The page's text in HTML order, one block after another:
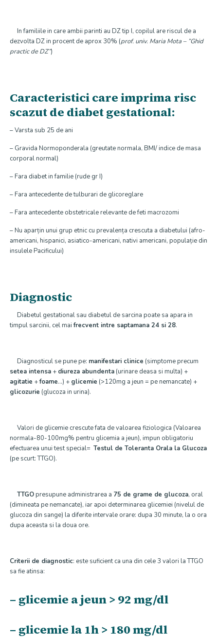
In familiile in care ambii parinti au DZ tip I, copilul are riscul de a
dezvolta DZ in procent de aprox 30% (prof. univ. Maria Mota – ”Ghid
practic de DZ”)
Caracteristici care imprima risc
scazut de diabet gestational:
– Varsta sub 25 de ani
– Gravida Normoponderala (greutate normala, BMI/ indice de masa
corporal normal)
– Fara diabet in familie (rude gr I)
– Fara antecedente de tulburari de glicoreglare
– Fara antecedente obstetricale relevante de feti macrozomi
– Nu aparțin unui grup etnic cu prevalența crescuta a diabetului (afro-
americani, hispanici, asiatico-americani, nativi americani, populație din
insulele Pacificului)
Diagnostic
Diabetul gestational sau diabetul de sarcina poate sa apara in
timpul sarcinii, cel maifrecvent intre saptamana 24 si 28.
Diagnosticul se pune pe: manifestari clinice (simptome precum
setea intensa + diureza abundenta (urinare deasa si multa) +
agitatie +foame…) + glicemie (>120mg a jeun = pe nemancate) +
glicozurie (glucoza in urina).
Valori de glicemie crescute fata de valoarea fiziologica (Valoarea
normala-80-100mg% pentru glicemia a jeun), impun obligatoriu
efectuarea unui test special= Testul de Toleranta Orala la Glucoza
(pe scurt: TTGO).
TTGOpresupune administrarea a 75 de grame de glucoza, oral
(dimineata pe nemancate), iar apoi determinarea glicemiei (nivelul de
glucoza din sange) la diferite intervale orare: dupa 30 minute, la o ora
dupa aceasta si la doua ore.
Criterii de diagnostic: este suficient ca una din cele 3 valori la TTGO
sa fie atinsa:
– glicemie a jeun > 92 mg/dl
– glicemie la 1h > 180 mg/dl